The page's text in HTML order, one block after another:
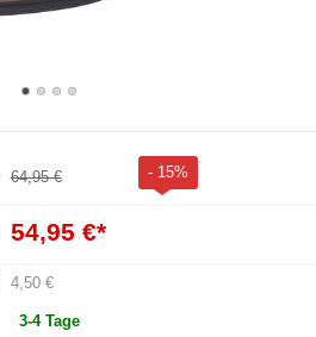
64,95 € - 15%
54,95 €*
4,50 €
3-4 Tage